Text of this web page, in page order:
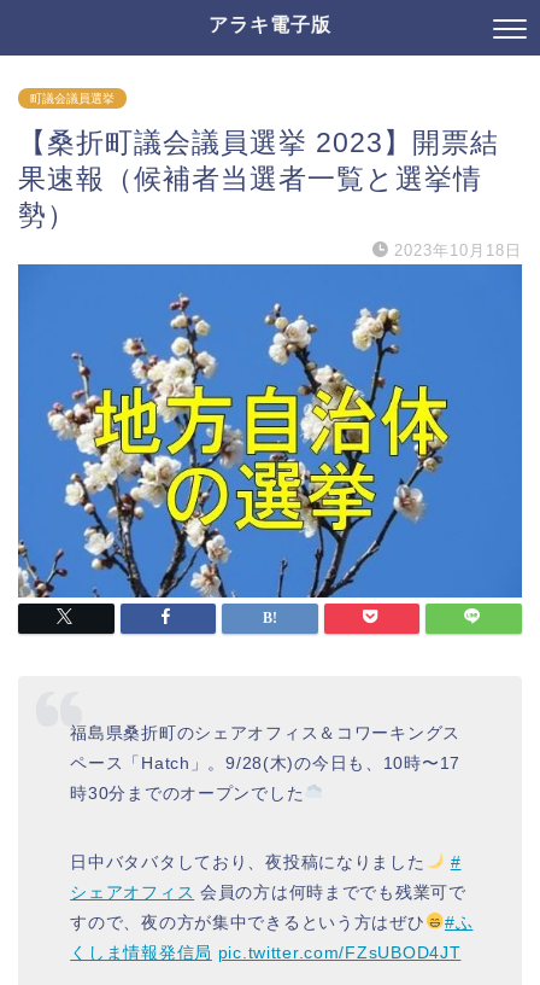
アラキ電子版
町議会議員選挙
【桑折町議会議員選挙 2023】開票結
果速報（候補者当選者一覧と選挙情
勢）
2023年10月18日
福島県桑折町のシェアオフィス＆コワーキングス
ペース「Hatch」。9/28(木)の今日も、10時〜17
時30分までのオープンでした
日中バタバタしており、夜投稿になりました
#
シェアオフィス 会員の方は何時まででも残業可で
すので、夜の方が集中できるという方はぜひ
#ふ
くしま情報発信局 pic.twitter.com/FZsUBOD4JT